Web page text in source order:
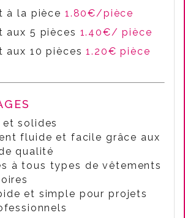
à la pièce 1.80€/pièce
aux 5 pièces 1.40€/ pièce
aux 10 pièces1.20€ pièce
et solides
fluide et facile grâce aux
qualité
à tous types de vêtements
et simple pour projets